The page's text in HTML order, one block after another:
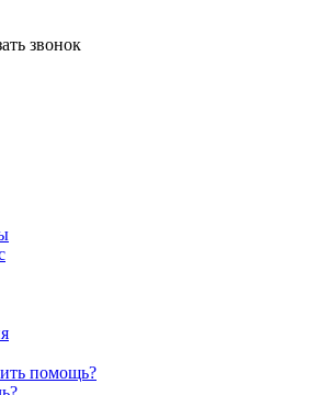
звонок
помощь?